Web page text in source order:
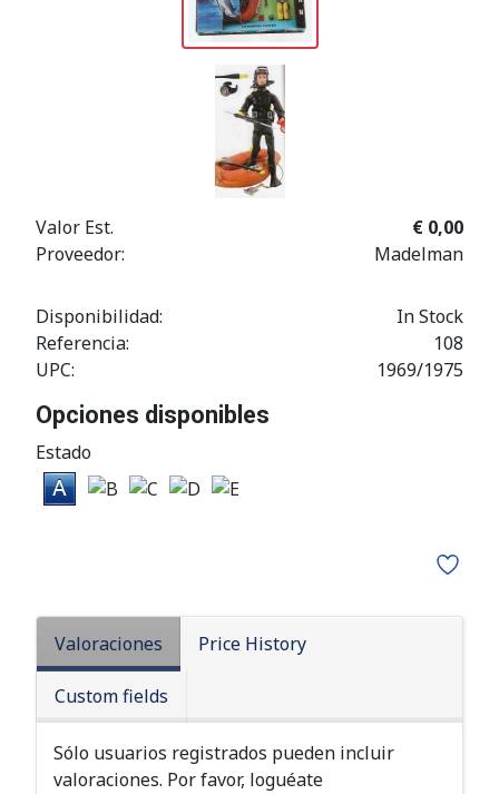
Valor Est.
€ 0,00
Proveedor:
Madelman
Disponibilidad:
In Stock
Referencia:
108
UPC:
1969/1975
Opciones disponibles
Estado
Valoraciones Price History
Custom fields
Sólo usuarios registrados pueden incluir
valoraciones. Por favor, loguéate